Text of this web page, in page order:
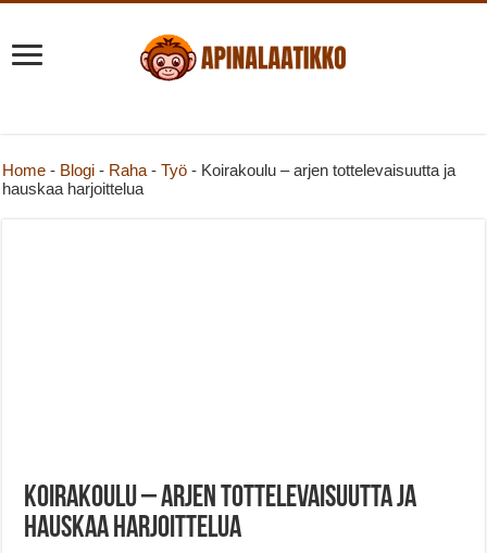
Home - Blogi - Raha -Työ - Koirakoulu – arjen tottelevaisuutta ja
hauskaa harjoittelua
Koirakoulu – arjen tottelevaisuutta ja
hauskaa harjoittelua